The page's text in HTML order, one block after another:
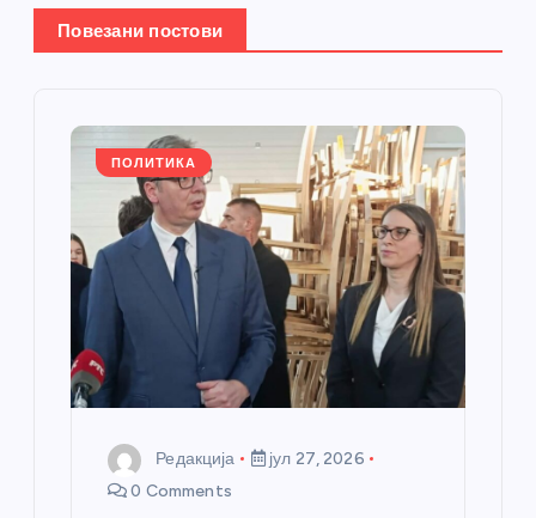
Повезани постови
ПОЛИТИКА
Редакција
јул 27, 2026
0 Comments